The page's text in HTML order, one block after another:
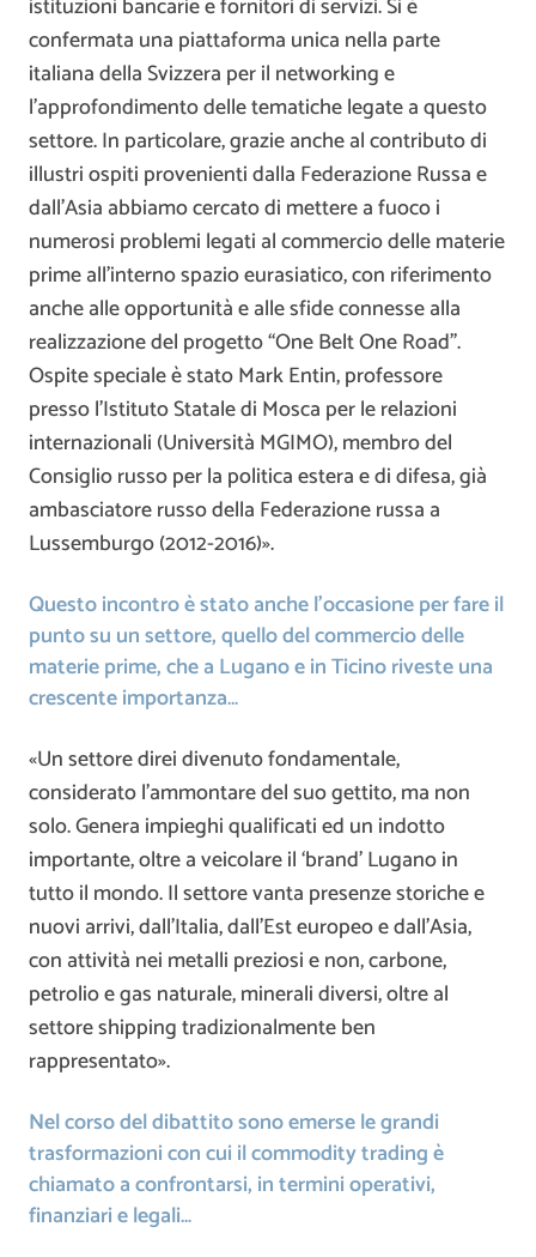
confermata una piattaforma unica nella parte
italiana della Svizzera per il networking e
l’approfondimento delle tematiche legate a questo
settore. In particolare, grazie anche al contributo di
illustri ospiti provenienti dalla Federazione Russa e
dall’Asia abbiamo cercato di mettere a fuoco i
numerosi problemi legati al commercio delle materie
prime all’interno spazio eurasiatico, con riferimento
anche alle opportunità e alle sfide connesse alla
realizzazione del progetto “One Belt One Road”.
Ospite speciale è stato Mark Entin, professore
presso l’Istituto Statale di Mosca per le relazioni
internazionali (Università MGIMO), membro del
Consiglio russo per la politica estera e di difesa, già
ambasciatore russo della Federazione russa a
Lussemburgo (2012-2016)».
Questo incontro è stato anche l’occasione per fare il
punto su un settore, quello del commercio delle
materie prime, che a Lugano e in Ticino riveste una
crescente importanza…
«Un settore direi divenuto fondamentale,
considerato l’ammontare del suo gettito, ma non
solo. Genera impieghi qualificati ed un indotto
importante, oltre a veicolare il ‘brand’ Lugano in
tutto il mondo. Il settore vanta presenze storiche e
nuovi arrivi, dall’Italia, dall’Est europeo e dall’Asia,
con attività nei metalli preziosi e non, carbone,
petrolio e gas naturale, minerali diversi, oltre al
settore shipping tradizionalmente ben
rappresentato».
Nel corso del dibattito sono emerse le grandi
trasformazioni con cui il commodity trading è
chiamato a confrontarsi, in termini operativi,
finanziari e legali…